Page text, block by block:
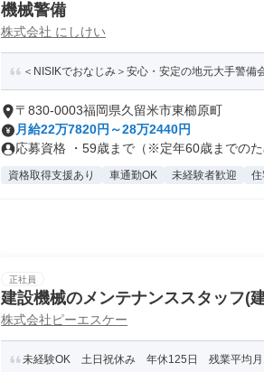
機械警備
株式会社 にしけい
＜NISIKでおなじみ＞安心・安定の地元大手警
〒830-0003福岡県久留米市東櫛原町
月給22万7820円～28万2440円
応募資格 ・59歳まで（※定年60歳までのた
資格取得支援あり 車通勤OK 未経験者歓迎 住
正社員
建設機械のメンテナンススタッフ(
株式会社ピーエスケー
未経験OK 土日祝休み 年休125日 残業平均月